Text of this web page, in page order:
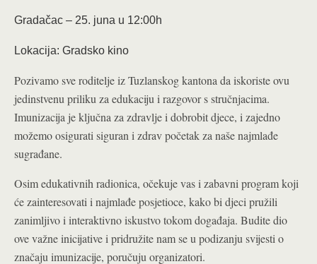
Gradačac – 25. juna u 12:00h
Lokacija: Gradsko kino
Pozivamo sve roditelje iz Tuzlanskog kantona da iskoriste ovu
jedinstvenu priliku za edukaciju i razgovor s stručnjacima.
Imunizacija je ključna za zdravlje i dobrobit djece, i zajedno
možemo osigurati siguran i zdrav početak za naše najmlađe
sugrađane.
Osim edukativnih radionica, očekuje vas i zabavni program koji
će zainteresovati i najmlađe posjetioce, kako bi djeci pružili
zanimljivo i interaktivno iskustvo tokom događaja. Budite dio
ove važne inicijative i pridružite nam se u podizanju svijesti o
značaju imunizacije, poručuju organizatori.